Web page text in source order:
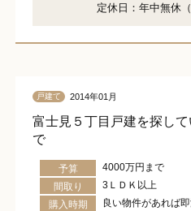
定休日：年中無休
戸建て 2014年01月
富士見５丁目戸建を探し
で
予算
4000万円まで
間取り
3ＬＤＫ以上
購入時期
良い物件があれば即